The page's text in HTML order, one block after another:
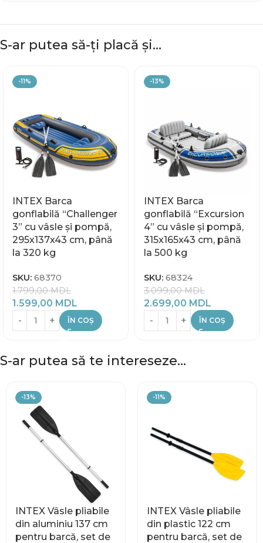
S-ar putea să-ți placă și…
-11%
INTEX Barca
gonflabilă “Challenger
3” cu vâsle și pompă,
295x137x43 cm, până
la 320 kg
SKU: 68370
1.799,00MDL
1.599,00 MDL
ÎN COȘ
-13%
INTEX Barca
gonflabilă “Excursion
4” cu vâsle și pompă,
315x165x43 cm, până
la 500 kg
SKU: 68324
3.099,00MDL
2.699,00 MDL
ÎN COȘ
S-ar putea să te intereseze…
-13%
INTEX Vâsle pliabile
din aluminiu 137 cm
pentru barcă, set de
-11%
INTEX Vâsle pliabile
din plastic 122 cm
pentru barcă, set de